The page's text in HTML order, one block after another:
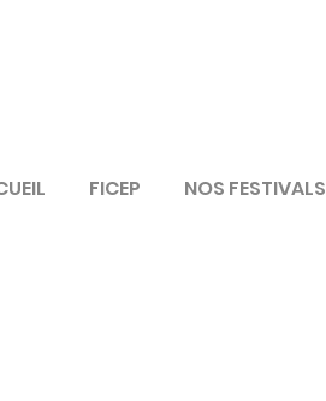
FICEP NOS FESTIVALS